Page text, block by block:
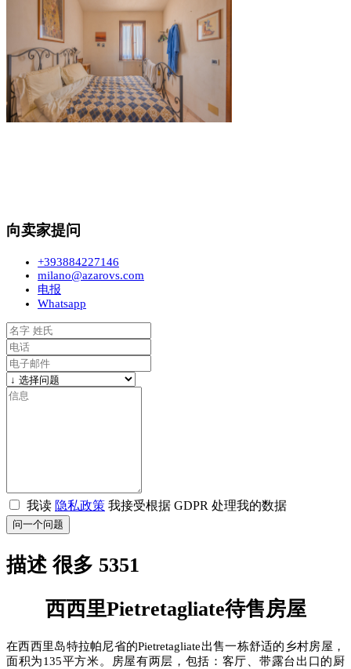
向卖家提问
+393884227146
milano@azarovs.com
电报
Whatsapp
我读 隐私政策 我接受根据 GDPR 处理我的数据
问一个问题
描述 很多 5351
西西里Pietretagliate待售房屋
在西西里岛特拉帕尼省的Pietretagliate出售一栋舒适的乡村房屋，
面积为135平方米。房屋有两层，包括：客厅、带露台出口的厨